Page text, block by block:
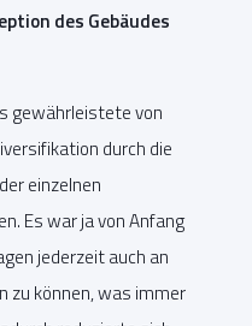
des Gebäudes
gewährleistete von
durch die
einzelnen
Es war ja von Anfang
jederzeit auch an
zu können, was immer